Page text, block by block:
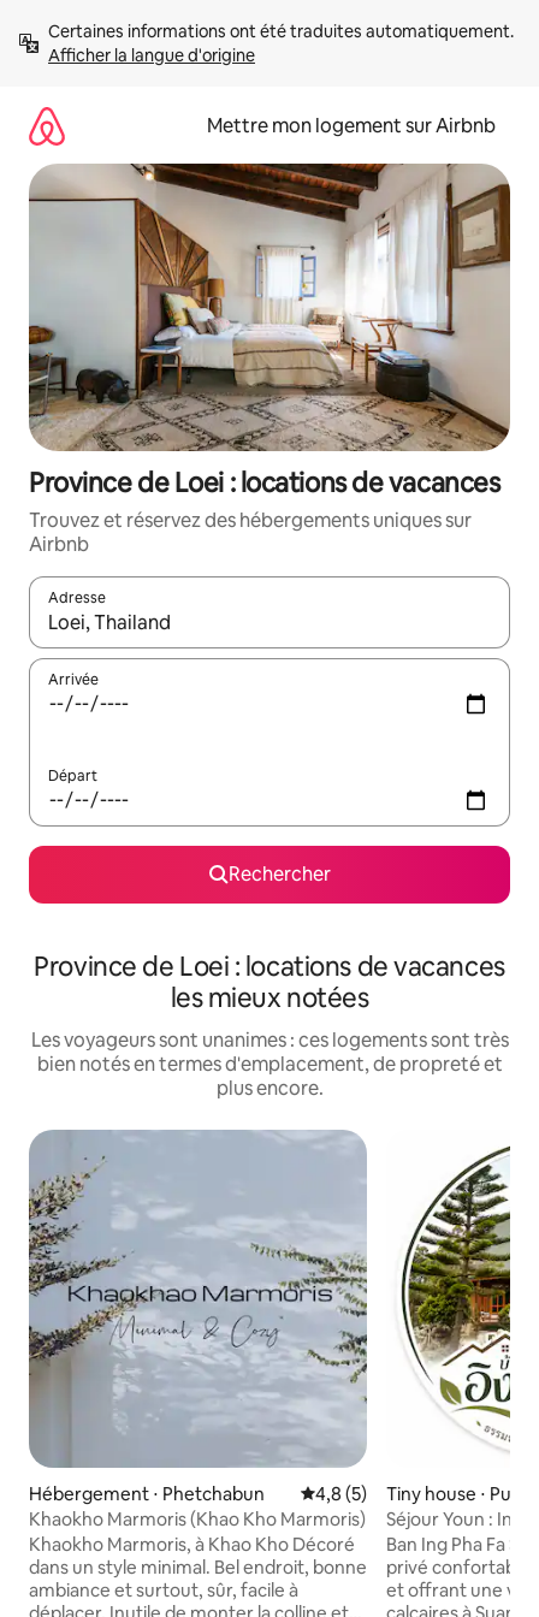
directement
Afficher la langue d'origine
Mettre mon logement sur Airbnb
Province de Loei : locations de vacances
Trouvez et réservez des hébergements uniques sur
Airbnb
Adresse
Lorsque les résultats s'affichent, utilisez les flèches vers le
Arrivée
Départ
Rechercher
Province de Loei : locations de vacances
les mieux notées
Les voyageurs sont unanimes : ces logements sont très
bien notés en termes d'emplacement, de propreté et
plus encore.
Hébergement ⋅ Phetchabun Évaluation moyenne sur la
4,8 (5)
Khaokho Marmoris (Khao Kho Marmoris)
Khaokho Marmoris, à Khao Kho Décoré
dans un style minimal. Bel endroit, bonne
ambiance et surtout, sûr, facile à
Tiny house ⋅ Puan
Séjour Youn : Ing
Ban Ing Pha Fa
privé confortable
et offrant une